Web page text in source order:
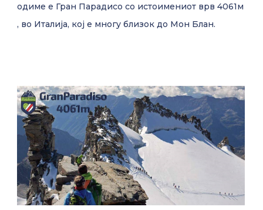
одиме е Гран Парадисо со истоимениот врв 4061м
, во Италија, кој е многу близок до Мон Блан.